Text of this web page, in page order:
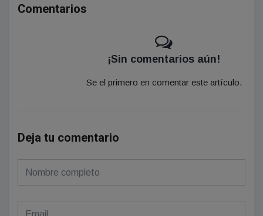
Comentarios
¡Sin comentarios aún!
Se el primero en comentar este artículo.
Deja tu comentario